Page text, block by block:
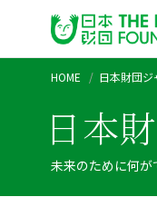
HOME 日本財団ジ
日本
未来のために何